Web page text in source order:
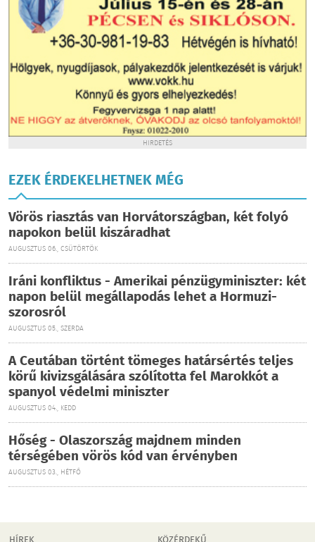
HIRDETÉS
EZEK ÉRDEKELHETNEK MÉG
Vörös riasztás van Horvátországban, két folyó
napokon belül kiszáradhat
AUGUSZTUS 06., CSÜTÖRTÖK
Iráni konfliktus - Amerikai pénzügyminiszter: két
napon belül megállapodás lehet a Hormuzi-
szorosról
AUGUSZTUS 05., SZERDA
A Ceutában történt tömeges határsértés teljes
körű kivizsgálására szólította fel Marokkót a
spanyol védelmi miniszter
AUGUSZTUS 04., KEDD
Hőség - Olaszország majdnem minden
térségében vörös kód van érvényben
AUGUSZTUS 03., HÉTFŐ